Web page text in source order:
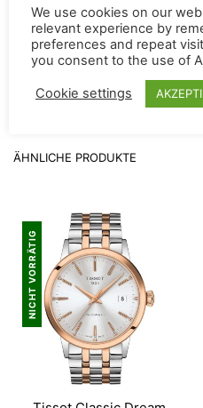
und eine Wochentag-
befindet sich bei 4 Uhr
welches durch den
ablesbar ist.
ÄHNLICHE PRODUKTE
NICHT VORRÄTIG
We use cookies on our
relevant experience by
preferences and repeat
you consent to the use of
Cookie settings